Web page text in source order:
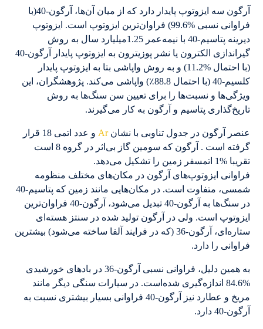
آرگون سه ایزوتوپ پایدار دارد که از میان آن‌ها، آرگون-40(با
فراوانی نسبی %99.6) فراوان‌ترین ایزوتوپ است. ایزوتوپ
دیرینه پتاسیم-40 با نیمه‌عمر 1.25میلیارد سال به روش
گیراندازی الکترون یا نشر پوزیترون به ایزوتوپ پایدار آرگون-40
(با احتمال %11.2) و به روش واپاشی بتا به ایزوتوپ پایدار
کلسیم-40 (با احتمال 88.8٪) واپاشی می‌کند. پژوهشگران، این
ویژگی‌ها و نسبت‌ها را برای تعیین سن سنگ‌ها به روش
تاریخ‌گذاری پتاسیم و آرگون به کار می‌گیرند.
عنصر آرگون در جدول تناوبی با نشانAr
و عدد اتمی 18 قرار
گرفته است . آرگون که سومین گاز بی‌اثر در گروه 8 است
تقریبا %1 اتمسفر زمین را تشکیل می‌دهد.
فراوانی ایزوتوپ‌های آرگون در مکان‌های مختلف منظومه
شمسی، متفاوت است. در مکان‌هایی مانند زمین که پتاسیم-40
در سنگ‌ها به آرگون-40 تبدیل می‌شود، آرگون-40 فراوان‌ترین
ایزوتوپ است. ولی در آرگون تولید شده در سنتز هسته‌ای
ستاره‌ای، آرگون-36 (که در فرایند آلفا ساخته می‌شود) بیشترین
فراوانی را دارد.
به همین دلیل، فراوانی نسبی آرگون-36 در بادهای خورشیدی
%84.6 اندازه‌گیری شده‌است. در سیارات سنگی دیگر مانند
مریخ و عطارد نیز آرگون-40 فراوانی بسیار بیشتری نسبت به
آرگون-40 دارد.